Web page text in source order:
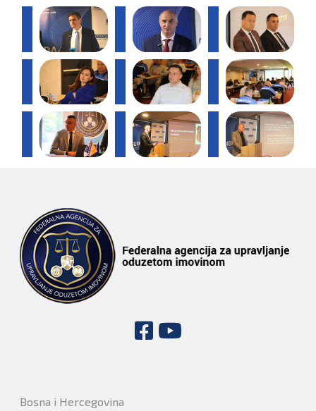
Bosna i Hercegovina